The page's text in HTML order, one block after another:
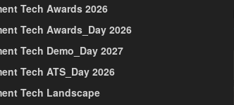
Tech Awards 2026
Tech Awards_Day 2026
Tech Demo_Day 2027
Tech ATS_Day 2026
Tech Landscape